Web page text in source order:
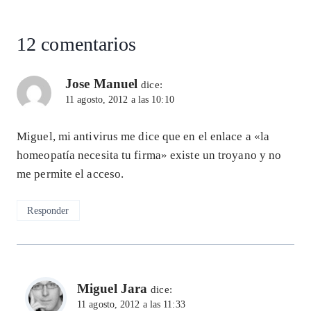
12 comentarios
Jose Manuel dice:
11 agosto, 2012 a las 10:10
Miguel, mi antivirus me dice que en el enlace a «la
homeopatía necesita tu firma» existe un troyano y no
me permite el acceso.
Responder
Miguel Jara dice:
11 agosto, 2012 a las 11:33